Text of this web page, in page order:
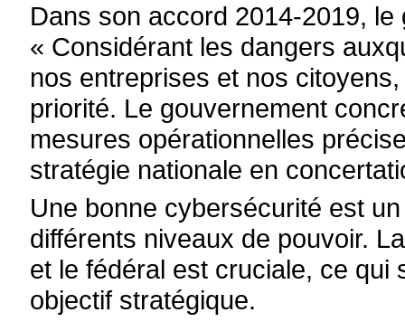
Dans son accord 2014-2019,
« Considérant les dangers
nos entreprises et nos
priorité. Le gouvernement
mesures opérationnelles
stratégie nationale en
Une bonne cybersécurité est
différents niveaux de pouvoir.
et le fédéral est cruciale, ce
objectif stratégique.